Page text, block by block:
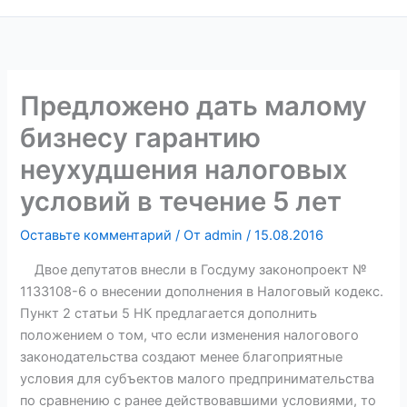
Предложено дать малому
бизнесу гарантию
неухудшения налоговых
условий в течение 5 лет
Оставьте комментарий / Отadmin/15.08.2016
Двое депутатов внесли в Госдуму законопроект №
1133108-6 о внесении дополнения в Налоговый кодекс.
Пункт 2 статьи 5 НК предлагается дополнить
положением о том, что если изменения налогового
законодательства создают менее благоприятные
условия для субъектов малого предпринимательства
по сравнению с ранее действовавшими условиями, то